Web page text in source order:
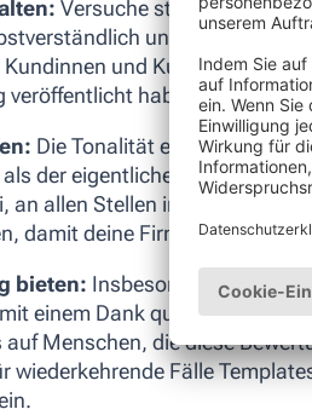
Versuche stets, den
unter
und Kunden mit
veröffentlicht haben.
Die Tonalität entscheidet oft
der eigentliche Inhalt. Tritt
an allen Stellen im Netz
damit deine Firma
bieten: Insbesondere, wenn
einem Dank quittierst,
Menschen, die diese
wiederkehrende Fälle